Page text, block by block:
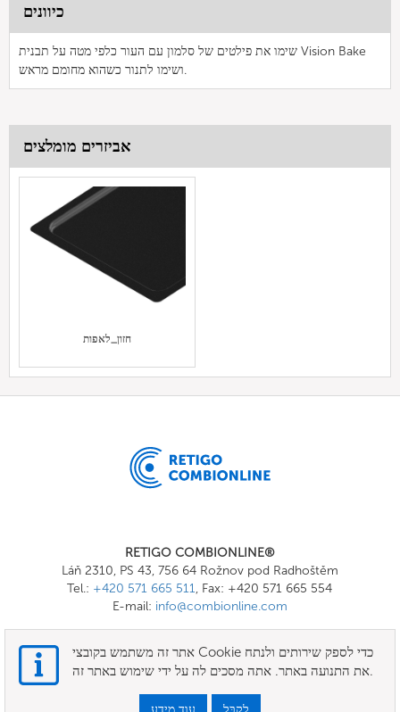
כיוונים
שימו את פילטים של סלמון עם העור כלפי מטה על תבנית Vision Bake
ושימו לתנור כשהוא מחומם מראש.
אביזרים מומלצים
חזון_לאפות
RETIGO COMBIONLINE®
Láň 2310, PS 43, 756 64 Rožnov pod Radhoštěm
Tel.: +420 571 665 511, Fax: +420 571 665 554
E-mail: info@combionline.com
OnlineMenu
תנאים
אתר זה משתמש בקובצי Cookie כדי לספק שירותים ולנתח
את התנועה באתר. אתה מסכים לה על ידי שימוש באתר זה.